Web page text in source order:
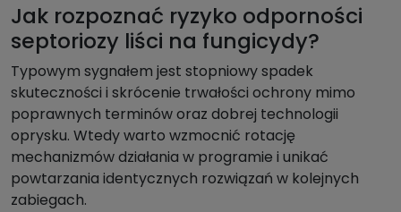
Jak rozpoznać ryzyko odporności
septoriozy liści na fungicydy?
Typowym sygnałem jest stopniowy spadek
skuteczności i skrócenie trwałości ochrony mimo
poprawnych terminów oraz dobrej technologii
oprysku. Wtedy warto wzmocnić rotację
mechanizmów działania w programie i unikać
powtarzania identycznych rozwiązań w kolejnych
zabiegach.